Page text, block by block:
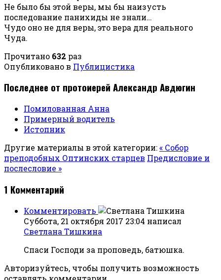
Не было бы этой веры, мы бы наизусть
последование панихиды не знали…
Чудо оно не для веры, это вера для реального
Чуда.
Прочитано 632 раз
Опубликовано в Публицистика
Последнее от протоиерей Александр Авдюгин
Помилованная Анна
Примерный водитель
Истопник
Другие материалы в этой категории:« Собор
преподобных Оптинских старцев Предисловие и
послесловие »
1 Комментарий
Комментировать
Суббота, 21 октября 2017 23:04 написал
Светлана Тишкина
Спаси Господи за проповедь, батюшка.
Авторизуйтесь, чтобы получить возможность